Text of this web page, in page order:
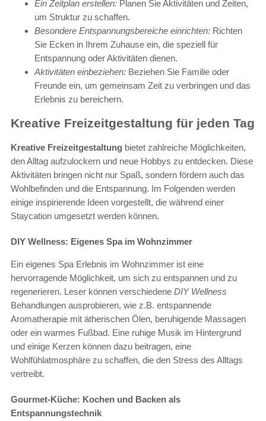
Ein Zeitplan erstellen: Planen Sie Aktivitäten und Zeiten,
um Struktur zu schaffen.
Besondere Entspannungsbereiche einrichten: Richten
Sie Ecken in Ihrem Zuhause ein, die speziell für
Entspannung oder Aktivitäten dienen.
Aktivitäten einbeziehen: Beziehen Sie Familie oder
Freunde ein, um gemeinsam Zeit zu verbringen und das
Erlebnis zu bereichern.
Kreative Freizeitgestaltung für jeden Tag
Kreative Freizeitgestaltung bietet zahlreiche Möglichkeiten,
den Alltag aufzulockern und neue Hobbys zu entdecken. Diese
Aktivitäten bringen nicht nur Spaß, sondern fördern auch das
Wohlbefinden und die Entspannung. Im Folgenden werden
einige inspirierende Ideen vorgestellt, die während einer
Staycation umgesetzt werden können.
DIY Wellness: Eigenes Spa im Wohnzimmer
Ein eigenes Spa Erlebnis im Wohnzimmer ist eine
hervorragende Möglichkeit, um sich zu entspannen und zu
regenerieren. Leser können verschiedene DIY Wellness
Behandlungen ausprobieren, wie z.B. entspannende
Aromatherapie mit ätherischen Ölen, beruhigende Massagen
oder ein warmes Fußbad. Eine ruhige Musik im Hintergrund
und einige Kerzen können dazu beitragen, eine
Wohlfühlatmosphäre zu schaffen, die den Stress des Alltags
vertreibt.
Gourmet-Küche: Kochen und Backen als
Entspannungstechnik